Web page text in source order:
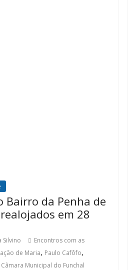
Bairro da Penha de
em 28
Silvino
Encontros com as
de Maria, Paulo Cafôfo,
Municipal do Funchal